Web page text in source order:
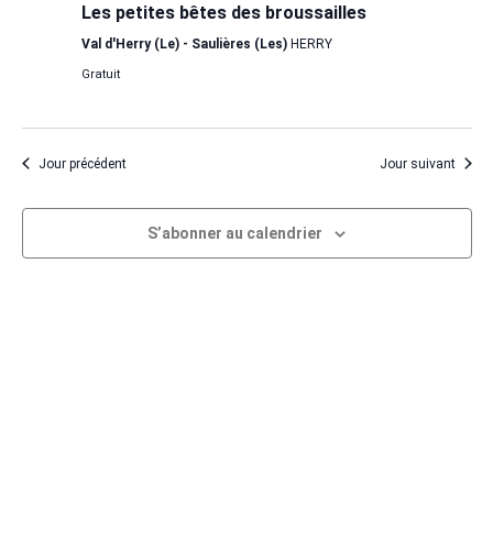
Les petites bêtes des broussailles
Val d'Herry (Le) - Saulières (Les) HERRY
Gratuit
Jour précédent Jour suivant
S’abonner au calendrier